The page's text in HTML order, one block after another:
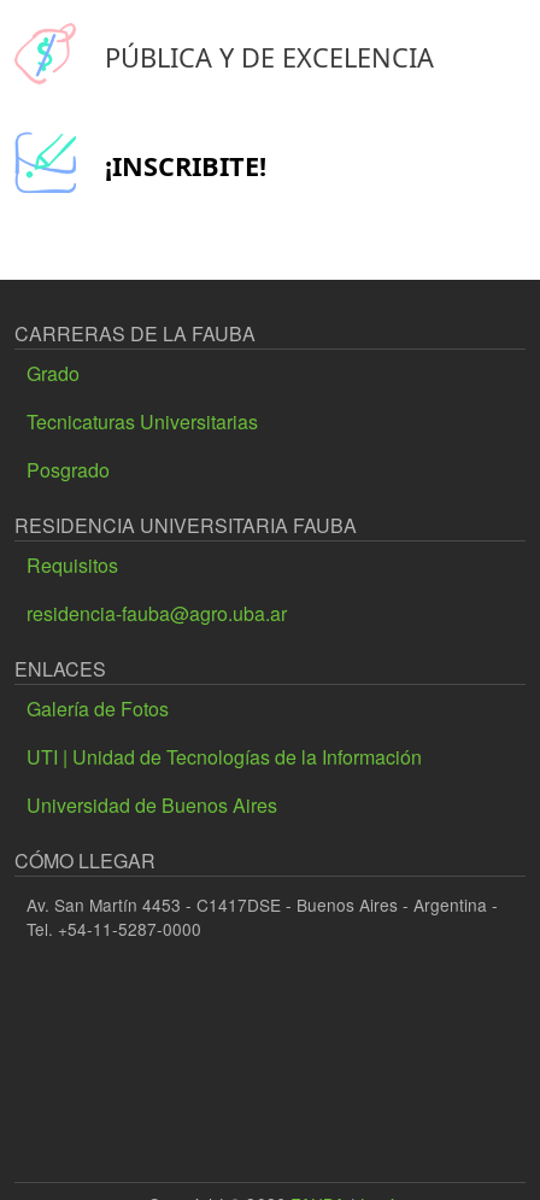
PÚBLICA Y DE EXCELENCIA
¡INSCRIBITE!
CARRERAS DE LA FAUBA
Grado
Tecnicaturas Universitarias
Posgrado
RESIDENCIA UNIVERSITARIA FAUBA
Requisitos
residencia-fauba@agro.uba.ar
ENLACES
Galería de Fotos
UTI | Unidad de Tecnologías de la Información
Universidad de Buenos Aires
CÓMO LLEGAR
Av. San Martín 4453 - C1417DSE - Buenos Aires - Argentina -
Tel. +54-11-5287-0000